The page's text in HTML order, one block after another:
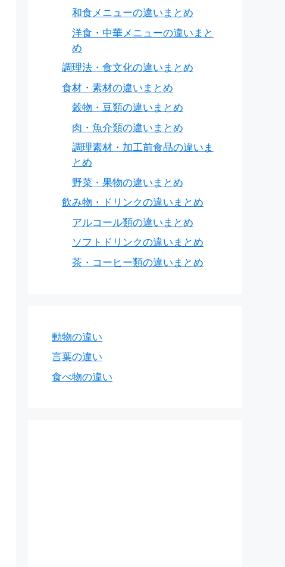
剤）
グサ、オゴノリなど）
ロリ、弾力がない
以下（室温で固まる）
（加熱しないと溶けない）
あんみつ、ところてん、ゼリー
和食メニューの違いまとめ
洋食・中華メニューの違いまと
め
調理法・食文化の違いまとめ
食材・素材の違いまとめ
穀物・豆類の違いまとめ
肉・魚介類の違いまとめ
調理素材・加工前食品の違いま
とめ
野菜・果物の違いまとめ
飲み物・ドリンクの違いまとめ
アルコール類の違いまとめ
ソフトドリンクの違いまとめ
茶・コーヒー類の違いまとめ
動物の違い
言葉の違い
食べ物の違い